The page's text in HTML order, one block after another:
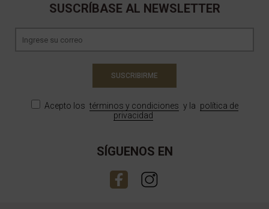
SUSCRÍBASE AL NEWSLETTER
SUSCRIBIRME
Acepto los términos y condiciones y la política de
privacidad
SÍGUENOS EN